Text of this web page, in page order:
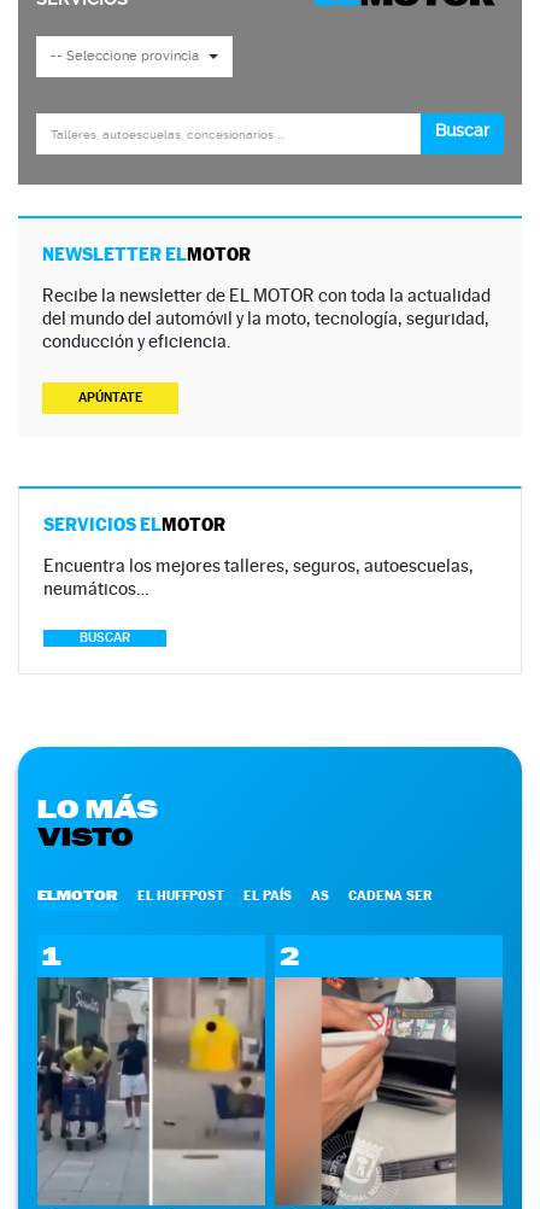
NEWSLETTER ELMOTOR
Recibe la newsletter de EL MOTOR con toda la actualidad
del mundo del automóvil y la moto, tecnología, seguridad,
conducción y eficiencia.
APÚNTATE
SERVICIOS ELMOTOR
Encuentra los mejores talleres, seguros, autoescuelas,
neumáticos…
BUSCAR
LO MÁS
VISTO
ELMOTOR EL HUFFPOST EL PAÍS AS CADENA SER
1 2